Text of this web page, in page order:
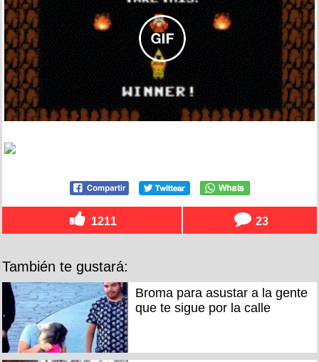
1211 23
También te gustará:
Broma para asustar a la gente
que te sigue por la calle